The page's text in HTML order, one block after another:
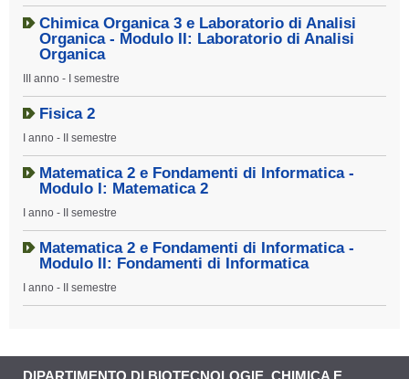
Chimica Organica 3 e Laboratorio di Analisi
Organica - Modulo II: Laboratorio di Analisi
Organica
III anno - I semestre
Fisica 2
I anno - II semestre
Matematica 2 e Fondamenti di Informatica -
Modulo I: Matematica 2
I anno - II semestre
Matematica 2 e Fondamenti di Informatica -
Modulo II: Fondamenti di Informatica
I anno - II semestre